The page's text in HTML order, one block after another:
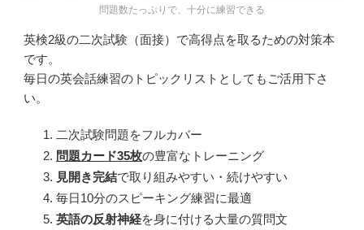
問題数たっぷりで、十分に練習できる
英検2級の二次試験（面接）で高得点を取るための対策本
です。
毎日の英会話練習のトピックリストとしてもご活用下さ
い。
二次試験問題をフルカバー
問題カード35枚の豊富なトレーニング
見開き完結で取り組みやすい・続けやすい
毎日10分のスピーキング練習に最適
英語の反射神経を身に付ける大量の質問文